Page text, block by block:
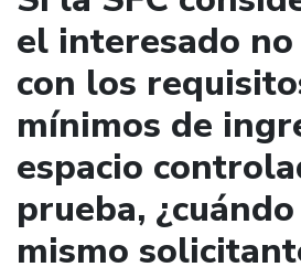
el interesado
con los
mínimos de
espacio
prueba,
mismo